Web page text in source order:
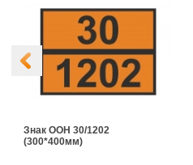
Знак ООН 30/1202
(300*400мм)